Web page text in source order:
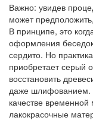
Важно: увидев
может
В принципе, это
оформления
сердито. Но
приобретает серый
восстановить
даже шлифованием.
качестве
лакокрасочные